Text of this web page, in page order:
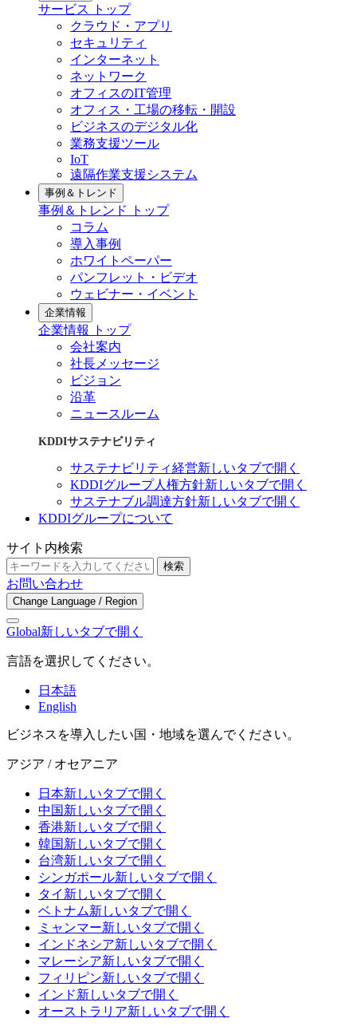
サービス トップ
クラウド・アプリ
セキュリティ
インターネット
ネットワーク
オフィスのIT管理
オフィス・工場の移転・開設
ビジネスのデジタル化
業務支援ツール
IoT
遠隔作業支援システム
事例＆トレンド
事例＆トレンド トップ
コラム
導入事例
ホワイトペーパー
パンフレット・ビデオ
ウェビナー・イベント
企業情報
企業情報 トップ
会社案内
社長メッセージ
ビジョン
沿革
ニュースルーム
KDDIサステナビリティ
サステナビリティ経営新しいタブで開く
KDDIグループ人権方針新しいタブで開く
サステナブル調達方針新しいタブで開く
KDDIグループについて
サイト内検索
検索
お問い合わせ
Change Language / Region
Global新しいタブで開く
言語を選択してください。
日本語
English
ビジネスを導入したい国・地域を選んでください。
アジア / オセアニア
日本新しいタブで開く
中国新しいタブで開く
香港新しいタブで開く
韓国新しいタブで開く
台湾新しいタブで開く
シンガポール新しいタブで開く
タイ 新しいタブで開く
ベトナム新しいタブで開く
ミャンマー新しいタブで開く
インドネシア新しいタブで開く
マレーシア新しいタブで開く
フィリピン新しいタブで開く
インド新しいタブで開く
オーストラリア新しいタブで開く